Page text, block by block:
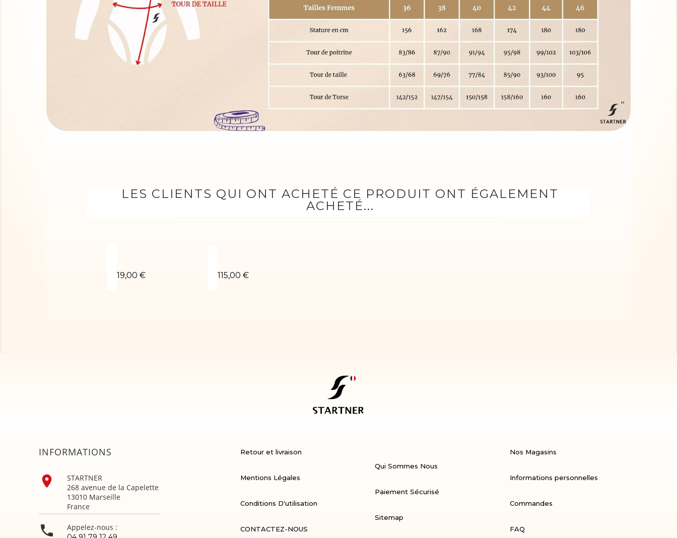
LES CLIENTS QUI ONT ACHETÉ CE PRODUIT ONT ÉGALEMENT
ACHETÉ...
19,00 € 115,00 €
INFORMATIONS

STARTNER
268 avenue de la Capelette
13010 Marseille
France
 Appelez-nous :
Retour et livraison
Mentions Légales
Conditions D'utilisation
CONTACTEZ-NOUS
Qui Sommes Nous
Paiement Sécurisé
Sitemap
Nos Magasins
Informations personnelles
Commandes
FAQ